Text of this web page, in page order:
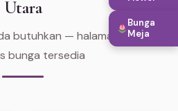
Utara
butuhkan — halaman khusus
bunga tersedia
Bunga
Meja